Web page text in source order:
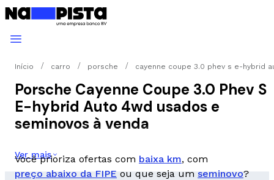
Início carro porsche cayenne coupe 3.0 phev s e-hybrid
Porsche Cayenne Coupe 3.0 Phev S
E-hybrid Auto 4wd usados e
seminovos à venda
Você prioriza ofertas com baixa km, com
preço abaixo da FIPE ou que seja um seminovo?
Ver mais